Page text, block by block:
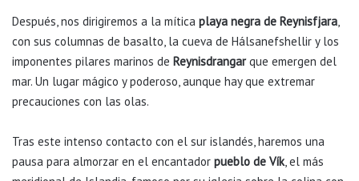
Después, nos dirigiremos a la mítica playa negra de Reynisfjara,
con sus columnas de basalto, la cueva de Hálsanefshellir y los
imponentes pilares marinos de Reynisdrangarque emergen del
mar. Un lugar mágico y poderoso, aunque hay que extremar
precauciones con las olas.
Tras este intenso contacto con el sur islandés, haremos una
pausa para almorzar en el encantador pueblo de Vík, el más